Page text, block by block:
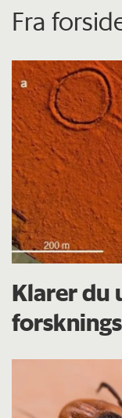
Fra
Klarer du